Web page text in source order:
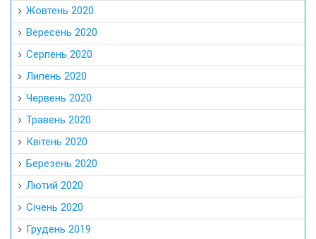
Жовтень 2020
Вересень 2020
Серпень 2020
Липень 2020
Червень 2020
Травень 2020
Квітень 2020
Березень 2020
Лютий 2020
Січень 2020
Грудень 2019